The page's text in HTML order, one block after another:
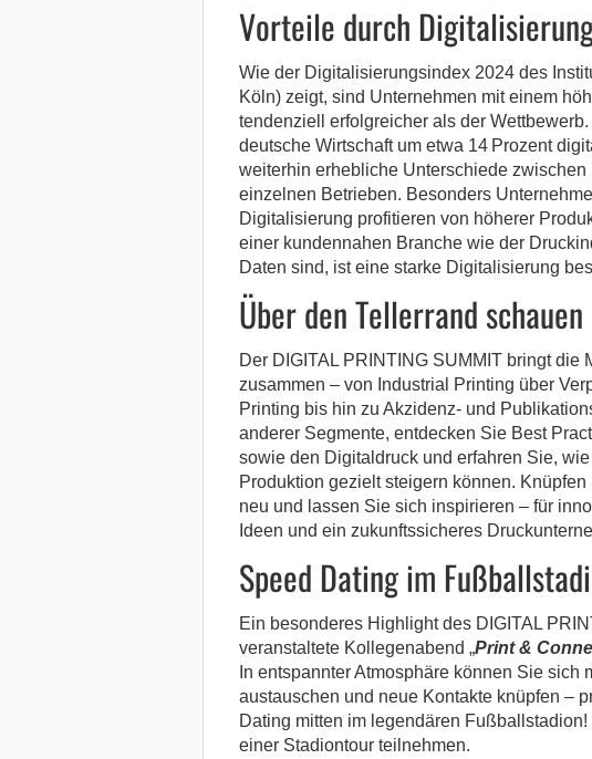
Vorteile durch
Wie der Digitalisierungsindex 2024 des
Köln) zeigt, sind Unternehmen mit einem
tendenziell erfolgreicher als der
deutsche Wirtschaft um etwa 14 Prozent
weiterhin erhebliche Unterschiede
einzelnen Betrieben. Besonders
Digitalisierung profitieren von höherer
einer kundennahen Branche wie der
Daten sind, ist eine starke Digitalisierung
Über den Tellerrand schauen
Der DIGITAL PRINTING SUMMIT bringt die
zusammen – von Industrial Printing über
Printing bis hin zu Akzidenz- und
anderer Segmente, entdecken Sie Best
sowie den Digitaldruck und erfahren Sie,
Produktion gezielt steigern können.
neu und lassen Sie sich inspirieren – für
Ideen und ein zukunftssicheres
Speed Dating im
Ein besonderes Highlight des DIGITAL
veranstaltete Kollegenabend „Print &
In entspannter Atmosphäre können Sie sich
austauschen und neue Kontakte knüpfen –
Dating mitten im legendären
einer Stadiontour teilnehmen.